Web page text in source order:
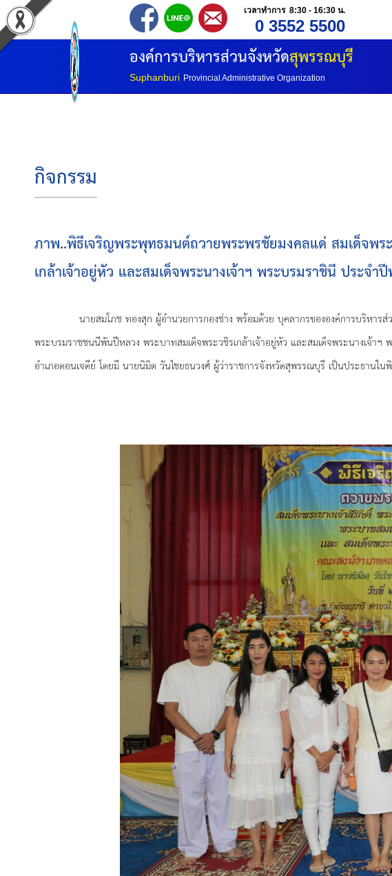
เวลาทำการ 8:30 - 16:30 น.
0 3552 5500
องค์การบริหารส่วนจังหวัดสุพรรณบุรี
Suphanburi Provincial Administrative Organization
กิจกรรม
ภาพ..พิธีเจริญพระพุทธมนต์ถวายพระพรชัยมงคลแด่ สมเด็จพ
เกล้าเจ้าอยู่หัว และสมเด็จพระนางเจ้าฯ พระบรมราชินี ประ
นายสมโภช ทองสุก ผู้อำนวยการกองช่าง พร้อมด้วย บุคลากรขององค์การบริหารส่วน
พระบรมราชชนนีพันปีหลวง พระบาทสมเด็จพระวชิรเกล้าเจ้าอยู่หัว และสมเด็จพระนางเจ้
อำเภอดอนเจดีย์โดยมี นายนิมิต วันไชยธนวงศ์ ผู้ว่าราชการจังหวัดสุพรรณบุรี เป็นประธานใน